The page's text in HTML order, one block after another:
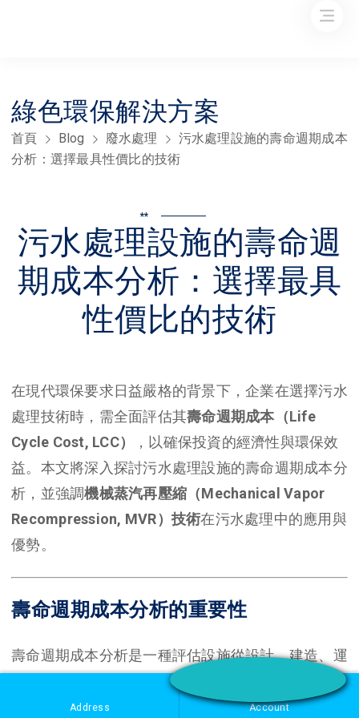
Address Account
綠色環保解決方案
首頁 Blog 廢水處理
污水處理設施的壽命週期成本
分析：選擇最具性價比的技術
**
污水處理設施的壽命週
期成本分析：選擇最具
性價比的技術
在現代環保要求日益嚴格的背景下，企業在選擇污水
處理技術時，需全面評估其壽命週期成本（Life
Cycle Cost, LCC）
，以確保投資的經濟性與環保效
益。本文將深入探討污水處理設施的壽命週期成本分
析，並強調機械蒸汽再壓縮（Mechanical Vapor
Recompression, MVR）技術在污水處理中的應用與
優勢。
壽命週期成本分析的重要性
壽命週期成本分析是一種評估設施從設計、建造、運
行、維護到報廢全過程中所產生的總成本的方法。透
過LCC分析，企業可以：